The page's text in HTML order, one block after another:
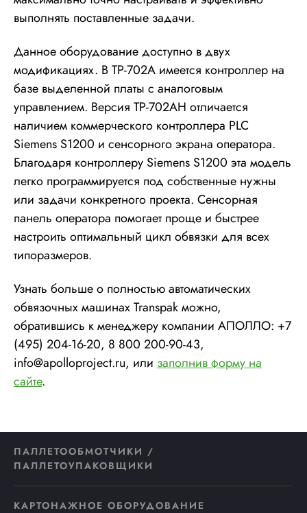
выполнять поставленные задачи.
Данное оборудование доступно в двух
модификациях. В TP-702A имеется контроллер на
базе выделенной платы с аналоговым
управлением. Версия TP-702AH отличается
наличием коммерческого контроллера PLC
Siemens S1200 и сенсорного экрана оператора.
Благодаря контроллеру Siemens S1200 эта модель
легко программируется под собственные нужны
или задачи конкретного проекта. Сенсорная
панель оператора помогает проще и быстрее
настроить оптимальный цикл обвязки для всех
типоразмеров.
Узнать больше о полностью автоматических
обвязочных машинах Transpak можно,
обратившись к менеджеру компании АПОЛЛО: +7
(495) 204-16-20, 8 800 200-90-43,
info@apolloproject.ru, или заполнив форму на
сайте.
ПАЛЛЕТООБМОТЧИКИ /
ПАЛЛЕТОУПАКОВЩИКИ
КАРТОНАЖНОЕ ОБОРУДОВАНИЕ